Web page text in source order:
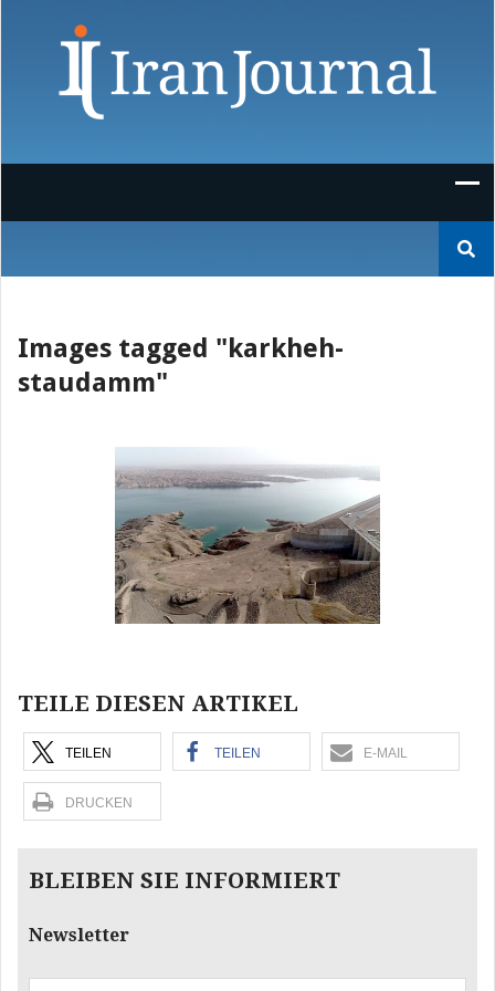
nach:
Images tagged "karkheh-
staudamm"
TEILE DIESEN ARTIKEL
TEILEN TEILEN E-MAIL
DRUCKEN
BLEIBEN SIE INFORMIERT
Newsletter